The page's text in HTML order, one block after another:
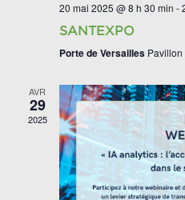
20 mai 2025 @ 8 h 30 min -
SANTEXPO
Porte de Versailles Pavillon
AVR
29
2025